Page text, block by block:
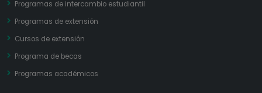
Programas de intercambio estudiantil
Programas de extensión
Cursos de extensión
Programa de becas
Programas académicos